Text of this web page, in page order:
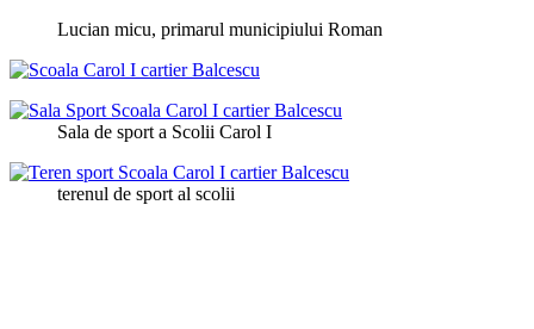
Lucian micu, primarul municipiului Roman
Sala de sport a Scolii Carol I
terenul de sport al scolii